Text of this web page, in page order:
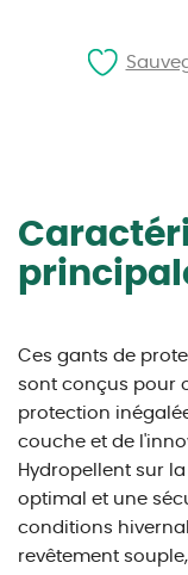
Ces gants de
sont conçus pour
protection
couche et de
Hydropellent sur
optimal et une
conditions
revêtement